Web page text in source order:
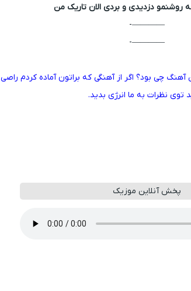
روشنمو دزدیدی و بردى الان تاریک من
————-
————-
چی بود؟ اگر از آهنگی که براتون آماده کردم راصی
توی نظرات به ما انرژی بدید.
پخش آنلاین موزیک